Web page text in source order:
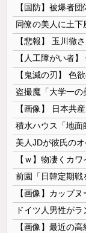
同僚の美人に土
【画像】 日本共
【ｗ】物凄くカ
【画像】カップ
【画像】最近の